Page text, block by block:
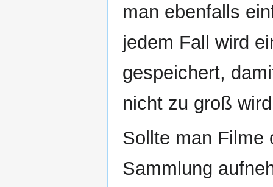
man ebenfalls
jedem Fall wird
gespeichert,
nicht zu groß
Sollte man Filme
Sammlung